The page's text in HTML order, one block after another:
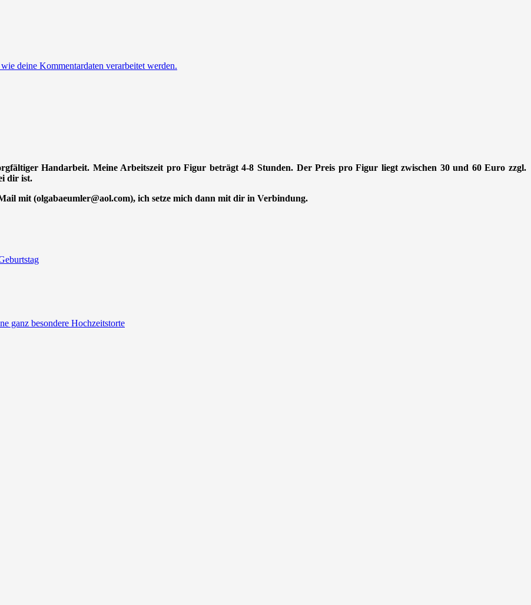
deine Kommentardaten verarbeitet werden.
Handarbeit. Meine Arbeitszeit pro Figur beträgt 4-8 Stunden. Der Preis pro Figur liegt zwischen 30 und 60 Euro zzgl.
dir ist.
mit (olgabaeumler@aol.com), ich setze mich dann mit dir in Verbindung.
ganz besondere Hochzeitstorte